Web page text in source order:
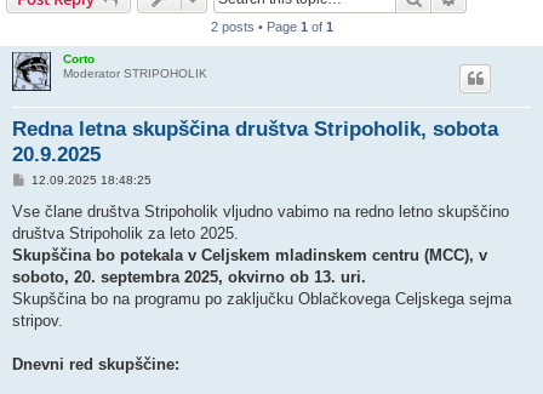
2 posts • Page 1 of 1
Corto
Moderator STRIPOHOLIK
Redna letna skupščina društva Stripoholik, sobota
20.9.2025
P
s
12.09.2025 18:48:25
Vse člane društva Stripoholik vljudno vabimo na redno letno skupščino
društva Stripoholik za leto 2025.
Skupščina bo potekala v Celjskem mladinskem centru (MCC), v
soboto, 20. septembra 2025, okvirno ob 13. uri.
Skupščina bo na programu po zaključku Oblačkovega Celjskega sejma
stripov.
Dnevni red skupščine: